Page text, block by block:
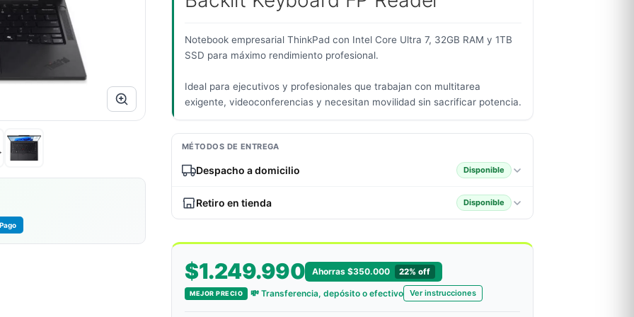
Notebook empresarial ThinkPad con Intel Core Ultra 7, 32GB RAM y 1TB
SSD para máximo rendimiento profesional.
Ideal para ejecutivos y profesionales que trabajan con multitarea
exigente, videoconferencias y necesitan movilidad sin sacrificar potencia.
MÉTODOS DE ENTREGA
Despacho a domicilio Disponible
Retiro en tienda Disponible
$1.249.990 Ahorras $350.000 22% off
MEJOR PRECIO 💸 Transferencia, depósito o efectivo Ver instrucciones